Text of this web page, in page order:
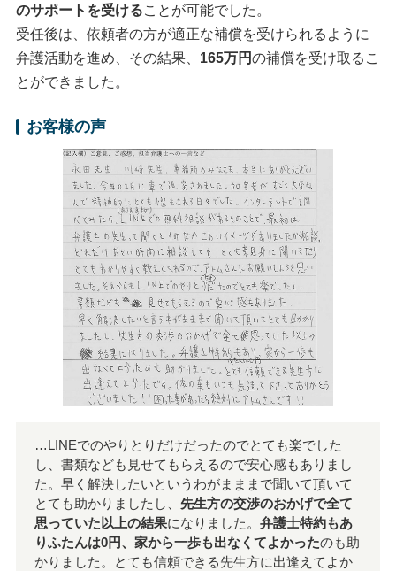
のサポートを受けることが可能でした。
受任後は、依頼者の方が適正な補償を受けられるように
弁護活動を進め、その結果、 165万円の補償を受け取るこ
とができました。
お客様の声
…LINEでのやりとりだけだったのでとても楽でした
し、書類なども見せてもらえるので安心感もありまし
た。早く解決したいというわがまままで聞いて頂いて
とても助かりましたし、 先生方の交渉のおかげで全て
思っていた以上の結果になりました。 弁護士特約もあ
りふたんは0円、家から一歩も出なくてよかったのも助
かりました。とても信頼できる先生方に出逢えてよか